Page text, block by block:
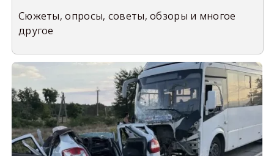
Сюжеты, опросы, советы, обзоры и многое
другое